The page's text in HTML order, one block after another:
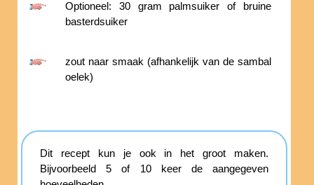
Optioneel: 30 gram palmsuiker of bruine
basterdsuiker
zout naar smaak (afhankelijk van de sambal
oelek)
Dit recept kun je ook in het groot maken.
Bijvoorbeeld 5 of 10 keer de aangegeven